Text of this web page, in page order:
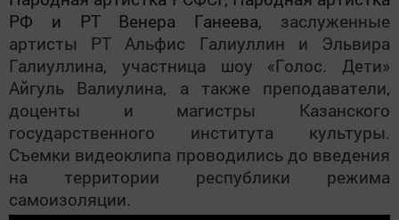
РФ и РТ Венера Ганеева, заслуженные
артисты РТ Альфис Галиуллин и Эльвира
Галиуллина, участница шоу «Голос. Дети»
Айгуль Валиулина, а также преподаватели,
доценты и магистры Казанского
государственного института культуры.
Съемки видеоклипа проводились до введения
на территории республики режима
самоизоляции.